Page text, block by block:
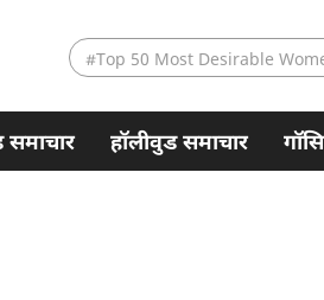
#Top 50 Most Desirable
समाचार हॉलीवुड समाचार